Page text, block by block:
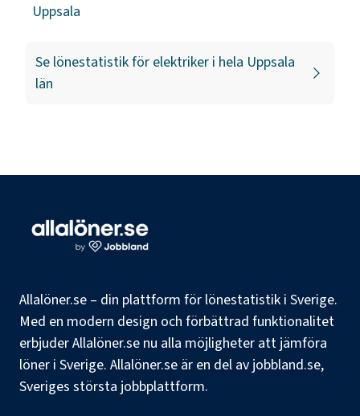
Uppsala
Se lönestatistik för elektriker i hela Uppsala
län
Allalöner.se – din plattform för lönestatistik i Sverige.
Med en modern design och förbättrad funktionalitet
erbjuder Allalöner.se nu alla möjligheter att jämföra
löner i Sverige. Allalöner.se är en del av jobbland.se,
Sveriges största jobbplattform.